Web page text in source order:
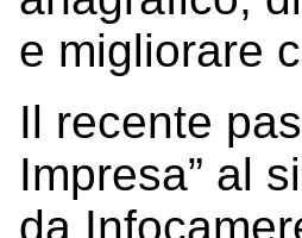
e migliorare
Il recente
Impresa” al
da